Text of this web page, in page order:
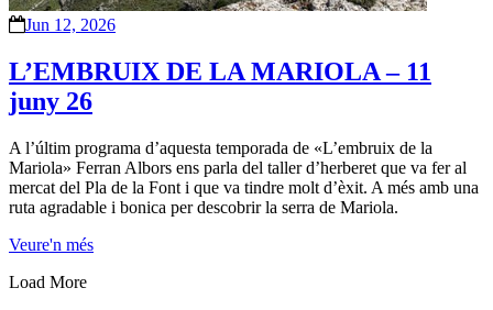
Jun 12, 2026
L’EMBRUIX DE LA MARIOLA – 11
juny 26
A l’últim programa d’aquesta temporada de «L’embruix de la
Mariola» Ferran Albors ens parla del taller d’herberet que va fer al
mercat del Pla de la Font i que va tindre molt d’èxit. A més amb una
ruta agradable i bonica per descobrir la serra de Mariola.
Veure'n més
Load More